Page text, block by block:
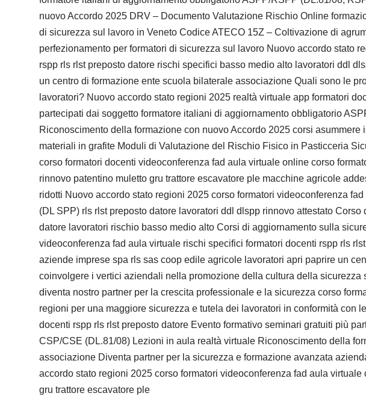
nuovo Accordo 2025 DRV – Documento Valutazione Rischio Online
di sicurezza sul lavoro in Veneto Codice ATECO 15Z – Coltivazione di
perfezionamento per formatori di sicurezza sul lavoro Nuovo accordo stato
rspp rls rlst preposto datore rischi specifici basso medio alto lavoratori ddl
un centro di formazione ente scuola bilaterale associazione Quali sono le
lavoratori? Nuovo accordo stato regioni 2025 realtà virtuale app formatori
partecipati dai soggetto formatore italiani di aggiornamento obbligatorio
Riconoscimento della formazione con nuovo Accordo 2025 corsi
materiali in grafite Moduli di Valutazione del Rischio Fisico in Pasticceria
corso formatori docenti videoconferenza fad aula virtuale online corso
rinnovo patentino muletto gru trattore escavatore ple macchine agricole
ridotti Nuovo accordo stato regioni 2025 corso formatori videoconferenza
(DL SPP) rls rlst preposto datore lavoratori ddl dlspp rinnovo attestato
datore lavoratori rischio basso medio alto Corsi di aggiornamento sulla
videoconferenza fad aula virtuale rischi specifici formatori docenti rspp rls
aziende imprese spa rls sas coop edile agricole lavoratori apri paprire un
coinvolgere i vertici aziendali nella promozione della cultura della
diventa nostro partner per la crescita professionale e la sicurezza corso
regioni per una maggiore sicurezza e tutela dei lavoratori in conformità
docenti rspp rls rlst preposto datore Evento formativo seminari gratuiti più
CSP/CSE (DL.81/08) Lezioni in aula realtà virtuale Riconoscimento della
associazione Diventa partner per la sicurezza e formazione avanzata
accordo stato regioni 2025 corso formatori videoconferenza fad aula
gru trattore escavatore ple